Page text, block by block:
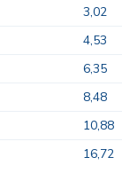
3,02
4,53
6,35
8,48
10,88
16,72